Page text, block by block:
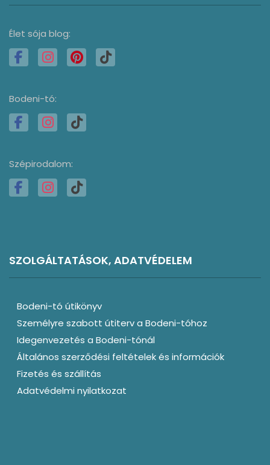
Élet sója blog:
Bodeni-tó:
Szépirodalom:
SZOLGÁLTATÁSOK, ADATVÉDELEM
Bodeni-tó útikönyv
Személyre szabott útiterv a Bodeni-tóhoz
Idegenvezetés a Bodeni-tónál
Általános szerződési feltételek és információk
Fizetés és szállítás
Adatvédelmi nyilatkozat